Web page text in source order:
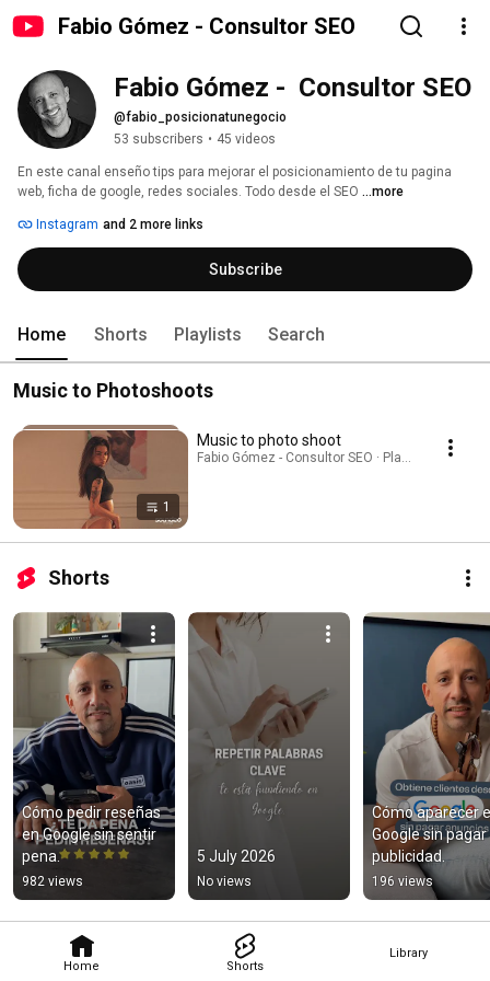
Fabio Gómez - Consultor SEO
Home Shorts
Library
Fabio Gómez -  Consultor SEO
@fabio_posicionatunegocio
53 subscribers • 45 videos
En este canal enseño tips para mejorar el posicionamiento de tu pagina
web, ficha de google, redes sociales. Todo desde el SEO ...more
Instagram and 2 more links
Subscribe
Home Shorts Playlists Search
Music to Photoshoots
1
Music to photo shoot
Fabio Gómez - Consultor SEO · Playlist
Shorts
Cómo pedir reseñas
en Google sin sentir
pena.
982 views
5 July 2026
No views
Cómo aparecer
Google sin pagar
publicidad.
196 views